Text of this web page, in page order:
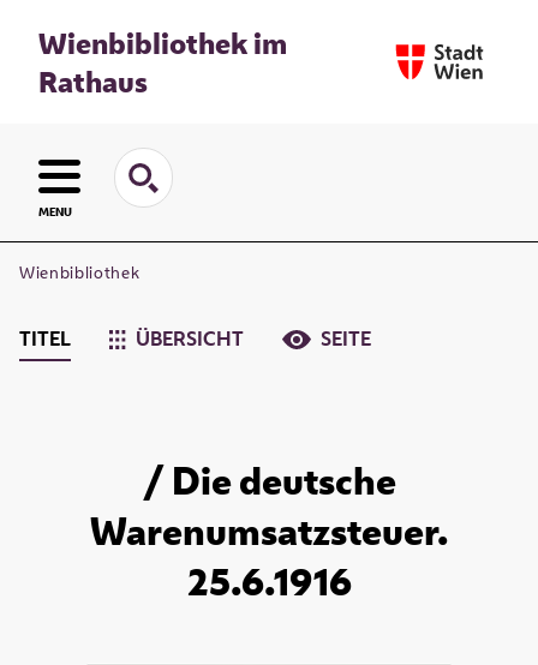
Wienbibliothek im
Rathaus
MENU
Wienbibliothek
TITEL ÜBERSICHT SEITE
/ Die deutsche
Warenumsatzsteuer.
25.6.1916